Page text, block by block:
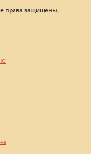
права защищены.